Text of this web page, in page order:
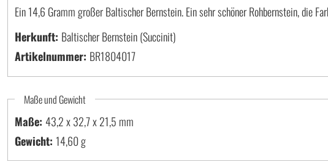
Ein 14,6 Gramm großer Baltischer Bernstein. Ein sehr schöner Rohbernstein, die
Herkunft: Baltischer Bernstein (Succinit)
Artikelnummer: BR1804017
Maße und Gewicht
Maße: 43,2 x 32,7 x 21,5
Gewicht:14,60 g